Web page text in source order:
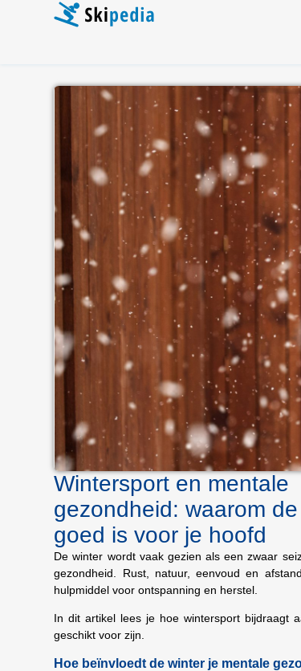
Wintersport en mentale
gezondheid: waarom
goed is voor je hoofd
De winter wordt vaak gezien als een zwaar
gezondheid. Rust, natuur, eenvoud en
hulpmiddel voor ontspanning en herstel.
In dit artikel lees je hoe wintersport bijdraagt
geschikt voor zijn.
Hoe beïnvloedt de winter je mentale